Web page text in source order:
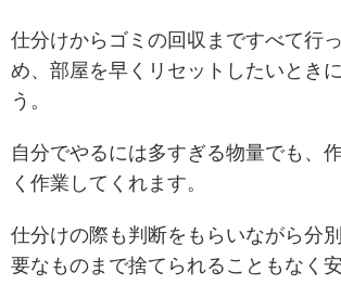
仕分けからゴミの回収まですべて行
め、部屋を早くリセットしたいとき
う。
自分でやるには多すぎる物量でも、
く作業してくれます。
仕分けの際も判断をもらいながら分
要なものまで捨てられることもなく安